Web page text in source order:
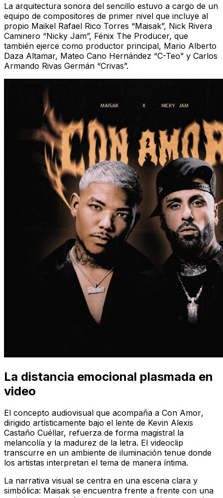
La arquitectura sonora del sencillo estuvo a cargo de un
equipo de compositores de primer nivel que incluye al
propio Maikel Rafael Rico Torres “Maisak”, Nick Rivera
Caminero “Nicky Jam”, Fénix The Producer, que
también ejerce como productor principal, Mario Alberto
Daza Altamar, Mateo Cano Hernández “C-Teo” y Carlos
Armando Rivas Germán “Crivas”.
La distancia emocional plasmada en
video
El concepto audiovisual que acompaña a Con Amor,
dirigido artísticamente bajo el lente de Kevin Alexis
Castaño Cuéllar, refuerza de forma magistral la
melancolía y la madurez de la letra. El videoclip
transcurre en un ambiente de iluminación tenue donde
los artistas interpretan el tema de manera íntima.
La narrativa visual se centra en una escena clara y
simbólica: Maisak se encuentra frente a frente con una